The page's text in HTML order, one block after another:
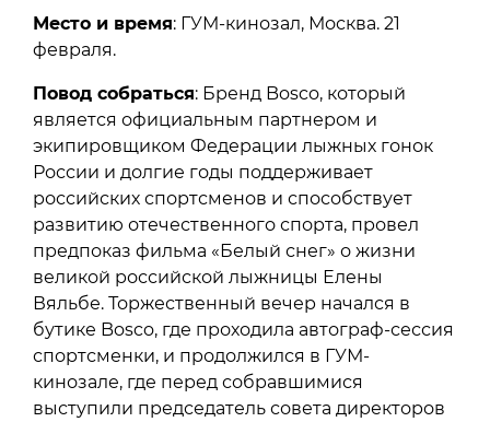
Место и время: ГУМ-кинозал, Москва. 21
февраля.
Повод собраться: Бренд Bosco, который
является официальным партнером и
экипировщиком Федерации лыжных гонок
России и долгие годы поддерживает
российских спортсменов и способствует
развитию отечественного спорта, провел
предпоказ фильма «Белый снег» о жизни
великой российской лыжницы Елены
Вяльбе. Торжественный вечер начался в
бутике Bosco, где проходила автограф-сессия
спортсменки, и продолжился в ГУМ-
кинозале, где перед собравшимися
выступили председатель совета директоров